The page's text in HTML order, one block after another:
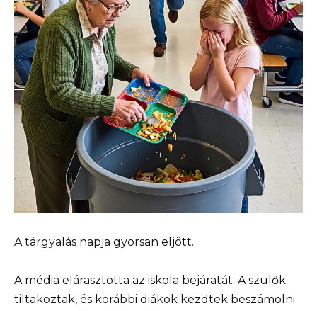
A tárgyalás napja gyorsan eljött.
A média elárasztotta az iskola bejáratát. A szülők
tiltakoztak, és korábbi diákok kezdtek beszámolni